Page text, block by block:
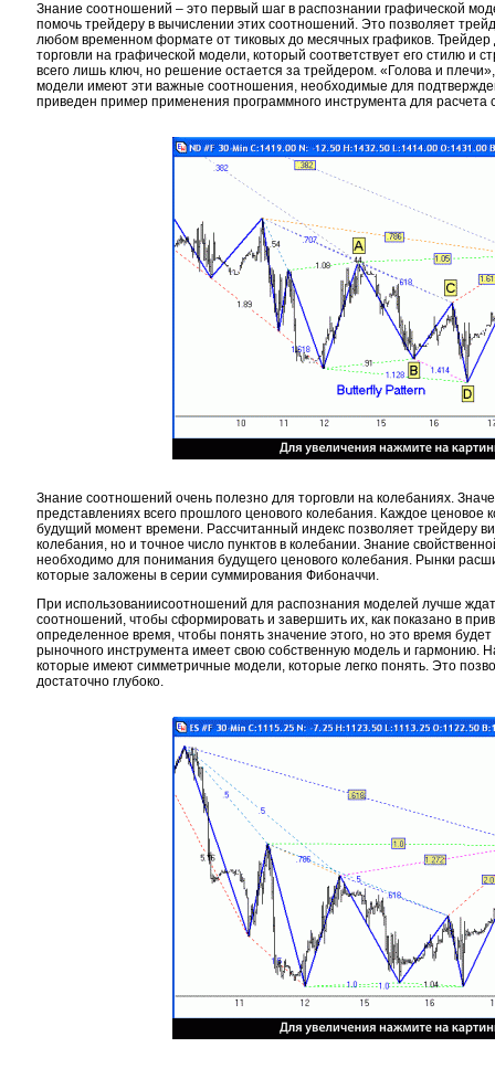
Знание соотношений – это первый шаг в распознании графической
помочь трейдеру в вычислении этих соотношений. Это позволяет
любом временном формате от тиковых до месячных графиков. Трейдер
торговли на графической модели, который соответствует его стилю и
всего лишь ключ, но решение остается за трейдером. «Голова и
модели имеют эти важные соотношения, необходимые для
приведен пример применения программного инструмента для
Знание соотношений очень полезно для торговли на колебаниях.
представлениях всего прошлого ценового колебания. Каждое
будущий момент времени. Рассчитанный индекс позволяет трейдеру
колебания, но и точное число пунктов в колебании. Знание
необходимо для понимания будущего ценового колебания. Рынки
которые заложены в серии суммирования Фибоначчи.
При использованиисоотношений для распознания моделей лучше
соотношений, чтобы сформировать и завершить их, как показано в
определенное время, чтобы понять значение этого, но это время
рыночного инструмента имеет свою собственную модель и гармонию.
которые имеют симметричные модели, которые легко понять. Это
достаточно глубоко.